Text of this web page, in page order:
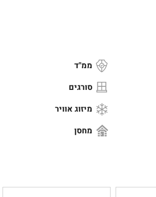
ממ"ד
סורגים
מיזוג אוויר
מחסן